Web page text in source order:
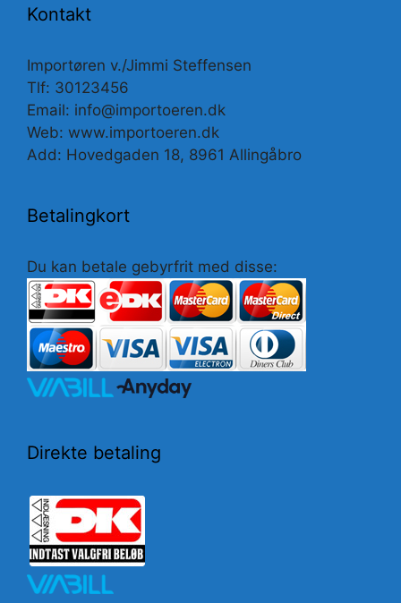
Kontakt
Importøren v./Jimmi Steffensen
Tlf: 30123456
Email: info@importoeren.dk
Web: www.importoeren.dk
Add: Hovedgaden 18, 8961 Allingåbro
Betalingkort
Du kan betale gebyrfrit med disse:
Direkte betaling